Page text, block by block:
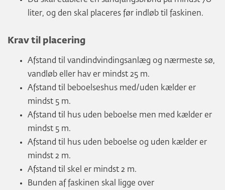
liter, og den skal placeres før indløb til faskinen.
Krav til placering
Afstand til vandindvindingsanlæg og nærmeste sø,
vandløb eller hav er mindst 25 m.
Afstand til beboelseshus med/uden kælder er
mindst 5 m.
Afstand til hus uden beboelse men med kælder er
mindst 5 m.
Afstand til hus uden beboelse og uden kælder er
mindst 2 m.
Afstand til skel er mindst 2 m.
Bunden af faskinen skal ligge over